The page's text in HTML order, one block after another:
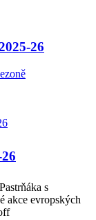
26
s
akce evropských